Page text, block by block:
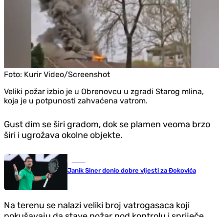
Foto: Kurir Video/Screenshot
Veliki požar izbio je u Obrenovcu u zgradi Starog mlina,
koja je u potpunosti zahvaćena vatrom.
Gust dim se širi gradom, dok se plamen veoma brzo
širi i ugrožava okolne objekte.
Janik Siner donio dobre vijesti za Đokovića
Na terenu se nalazi veliki broj vatrogasaca koji